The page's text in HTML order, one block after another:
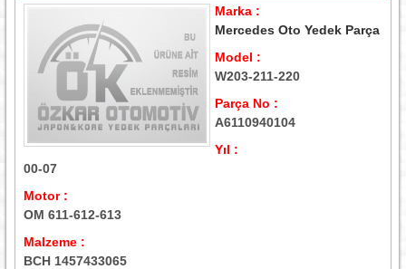
Marka :
Mercedes Oto Yedek Parça
Model :
W203-211-220
Parça No :
A6110940104
Yıl :
00-07
Motor :
OM 611-612-613
Malzeme :
BCH 1457433065